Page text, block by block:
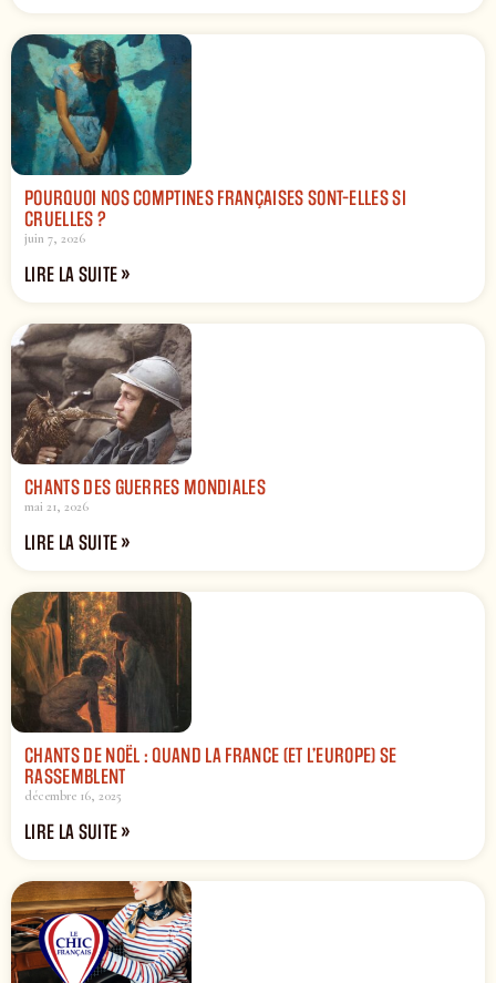
POURQUOI NOS COMPTINES FRANÇAISES SONT-ELLES SI
CRUELLES ?
juin 7, 2026
LIRE LA SUITE »
CHANTS DES GUERRES MONDIALES
mai 21, 2026
LIRE LA SUITE »
CHANTS DE NOËL : QUAND LA FRANCE (ET L’EUROPE) SE
RASSEMBLENT
décembre 16, 2025
LIRE LA SUITE »